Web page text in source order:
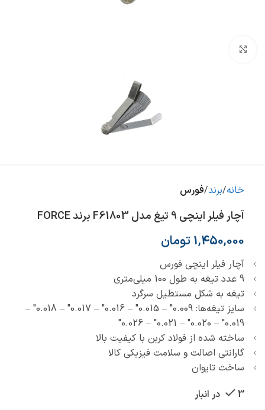
خانه برند فورس
آچار فیلر اینچی 9 تیغ مدل F61803 برند FORCE
1,450,000تومان
آچار فیلر اینچی فورس
9 عدد تیغه به طول 100 میلی‌متری
تیغه به شکل مستطیل سرگرد
سایز تیغه‌ها: 0.009″ – 0.015″ – 0.016″ – 0.017″ – 0.018″ –
0.019″ – 0.020″ – 0.021″ – 0.026″
ساخته شده از فولاد کربن با کیفیت بالا
گارانتی اصالت و سلامت فیزیکی کالا
ساخت تایوان
3 در انبار